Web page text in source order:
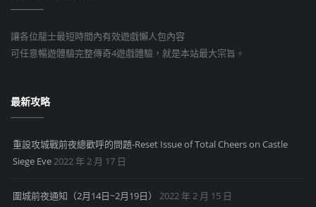
讓各位龍士最短時間內有效遊戲懶人包內容
可任意暢遊體驗完整傳奇4遊戲體驗，就是本站最大宗旨。
最新攻略
重設攻城戰前夜總歡呼的問題-Reset Issue of Total Cheers on Castle
Siege Eve2022 年 2 月 17 日
圍城前夜通知（2月14日~2月19日） 2022 年 2 月 15 日